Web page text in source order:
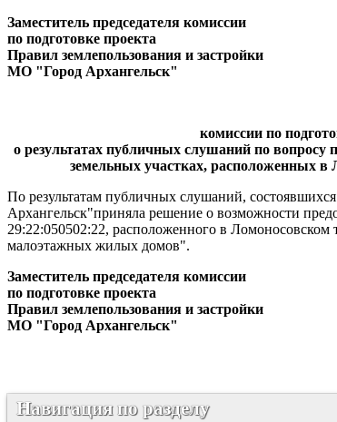
Заместитель председателя комиссии
по подготовке проекта
Правил землепользования и застройки
МО "Город Архангельск"
комиссии по
о результатах публичных слушаний по вопросу
земельных участках, расположенных в
По результатам публичных слушаний,
Архангельск"приняла решение о возможности
29:22:050502:22, расположенного в Ломоносовском
малоэтажных жилых домов".
Заместитель председателя комиссии
по подготовке проекта
Правил землепользования и застройки
МО "Город Архангельск"
Навигация по разделу